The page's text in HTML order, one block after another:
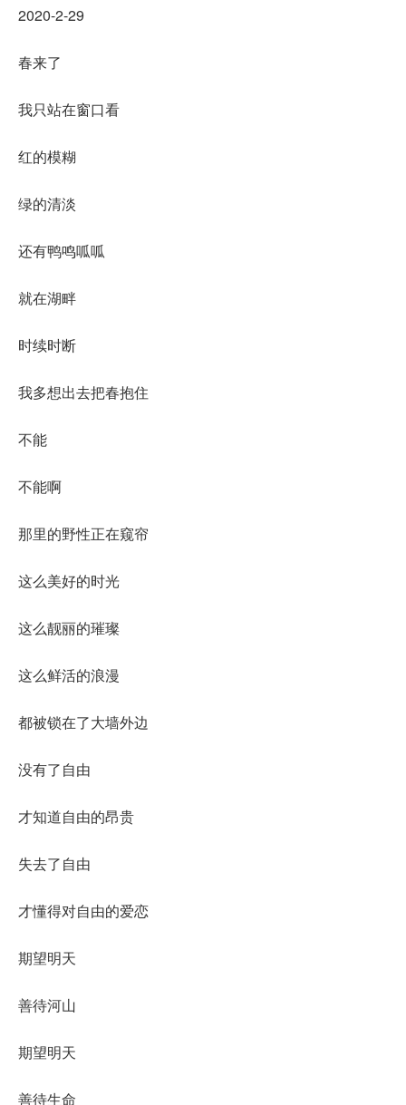
2020-2-29
春来了
我只站在窗口看
红的模糊
绿的清淡
还有鸭鸣呱呱
就在湖畔
时续时断
我多想出去把春抱住
不能
不能啊
那里的野性正在窥帘
这么美好的时光
这么靓丽的璀璨
这么鲜活的浪漫
都被锁在了大墙外边
没有了自由
才知道自由的昂贵
失去了自由
才懂得对自由的爱恋
期望明天
善待河山
期望明天
善待生命